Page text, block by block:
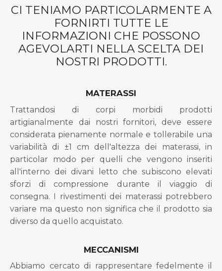
CI TENIAMO PARTICOLARMENTE A
FORNIRTI TUTTE LE
INFORMAZIONI CHE POSSONO
AGEVOLARTI NELLA SCELTA DEI
NOSTRI PRODOTTI.
MATERASSI
Trattandosi di corpi morbidi prodotti
artigianalmente dai nostri fornitori, deve essere
considerata pienamente normale e tollerabile una
variabilità di ±1 cm dell'altezza dei materassi, in
particolar modo per quelli che vengono inseriti
all'interno dei divani letto che subiscono elevati
sforzi di compressione durante il viaggio di
consegna. I rivestimenti dei materassi potrebbero
variare ma questo non significa che il prodotto sia
diverso da quello acquistato.
MECCANISMI
Abbiamo cercato di rappresentare fedelmente il